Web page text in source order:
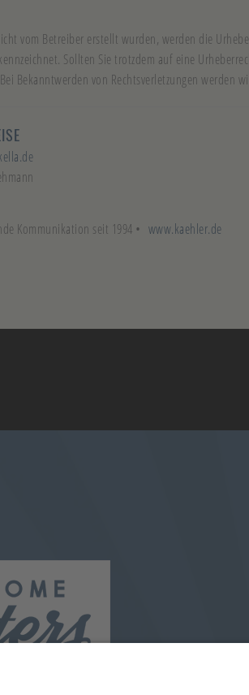
vom Betreiber erstellt wurden, werden die
Sollten Sie trotzdem auf eine
Bekanntwerden von Rechtsverletzungen werden
Kommunikation seit 1994 • www.kaehler.de